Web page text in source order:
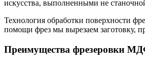
искусства, выполненными не
Технология обработки поверхности
помощи фрез мы вырезаем заготовку,
Преимущества фрезеровки